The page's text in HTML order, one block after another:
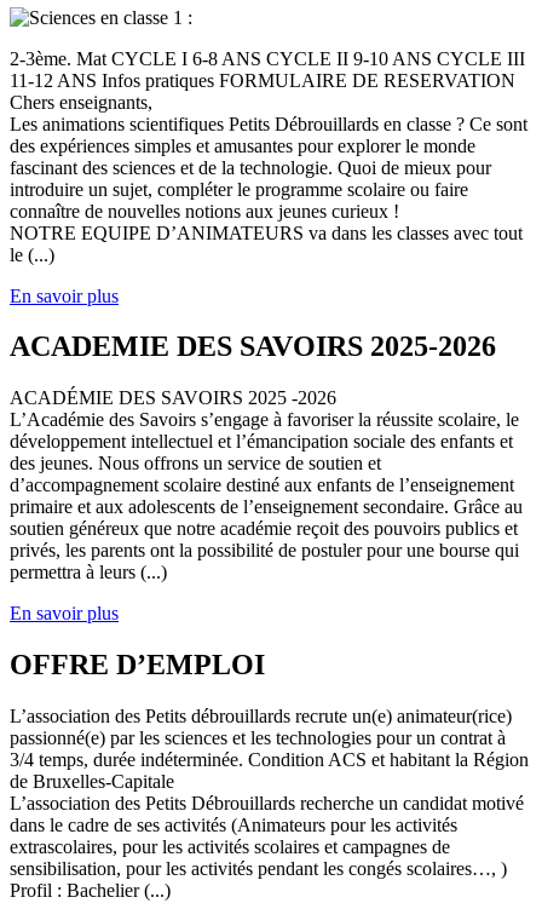
2-3ème. Mat CYCLE I 6-8 ANS CYCLE II 9-10 ANS CYCLE III
11-12 ANS Infos pratiques FORMULAIRE DE RESERVATION
Chers enseignants,
Les animations scientifiques Petits Débrouillards en classe ? Ce sont
des expériences simples et amusantes pour explorer le monde
fascinant des sciences et de la technologie. Quoi de mieux pour
introduire un sujet, compléter le programme scolaire ou faire
connaître de nouvelles notions aux jeunes curieux !
NOTRE EQUIPE D’ANIMATEURS va dans les classes avec tout
le (...)
En savoir plus
ACADEMIE DES SAVOIRS 2025-2026
ACADÉMIE DES SAVOIRS 2025 -2026
L’Académie des Savoirs s’engage à favoriser la réussite scolaire, le
développement intellectuel et l’émancipation sociale des enfants et
des jeunes. Nous offrons un service de soutien et
d’accompagnement scolaire destiné aux enfants de l’enseignement
primaire et aux adolescents de l’enseignement secondaire. Grâce au
soutien généreux que notre académie reçoit des pouvoirs publics et
privés, les parents ont la possibilité de postuler pour une bourse qui
permettra à leurs (...)
En savoir plus
OFFRE D’EMPLOI
L’association des Petits débrouillards recrute un(e) animateur(rice)
passionné(e) par les sciences et les technologies pour un contrat à
3/4 temps, durée indéterminée. Condition ACS et habitant la Région
de Bruxelles-Capitale
L’association des Petits Débrouillards recherche un candidat motivé
dans le cadre de ses activités (Animateurs pour les activités
extrascolaires, pour les activités scolaires et campagnes de
sensibilisation, pour les activités pendant les congés scolaires…, )
Profil : Bachelier (...)